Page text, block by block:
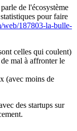
de l'écosystème
pour faire
web/187803-la-bulle-
celles qui coulent)
mal à affronter le
(avec moins de
des startups sur